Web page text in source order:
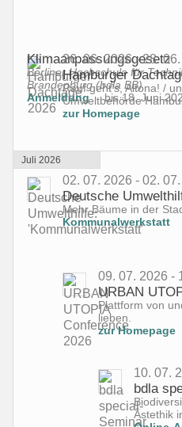
Klimaanpassungsgesetz
Berliner Hochschule für
Brandenburg (bdla BB)
Anmeldung
bis 18. Juni
26. 06. 2026 - 28.
Hamburger
Rauf geht’s, Altona! /
Umweltbehörde
zur Homepage
Juli 2026
02. 07. 2026 - 02.
Deutsche
Mehr Bäume in der
Kommunalwerkstatt
09. 07. 2026 -
URBAN
Plattform von
lieben.
zur Homepage
10. 07.
bdla
Ästethik